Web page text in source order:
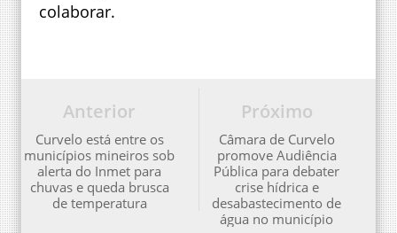
colaborar.
Próximo
Câmara de Curvelo
promove Audiência
Pública para debater
crise hídrica e
desabastecimento de
água no município
Anterior
Curvelo está entre os
municípios mineiros sob
alerta do Inmet para
chuvas e queda brusca
de temperatura